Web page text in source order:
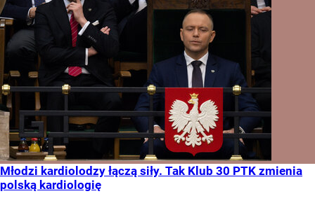
Młodzi kardiolodzy łączą siły. Tak Klub 30 PTK zmienia
polską kardiologię